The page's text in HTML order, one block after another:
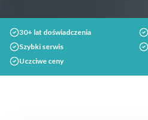
30+ lat doświadczenia
Szybki serwis
Uczciwe ceny